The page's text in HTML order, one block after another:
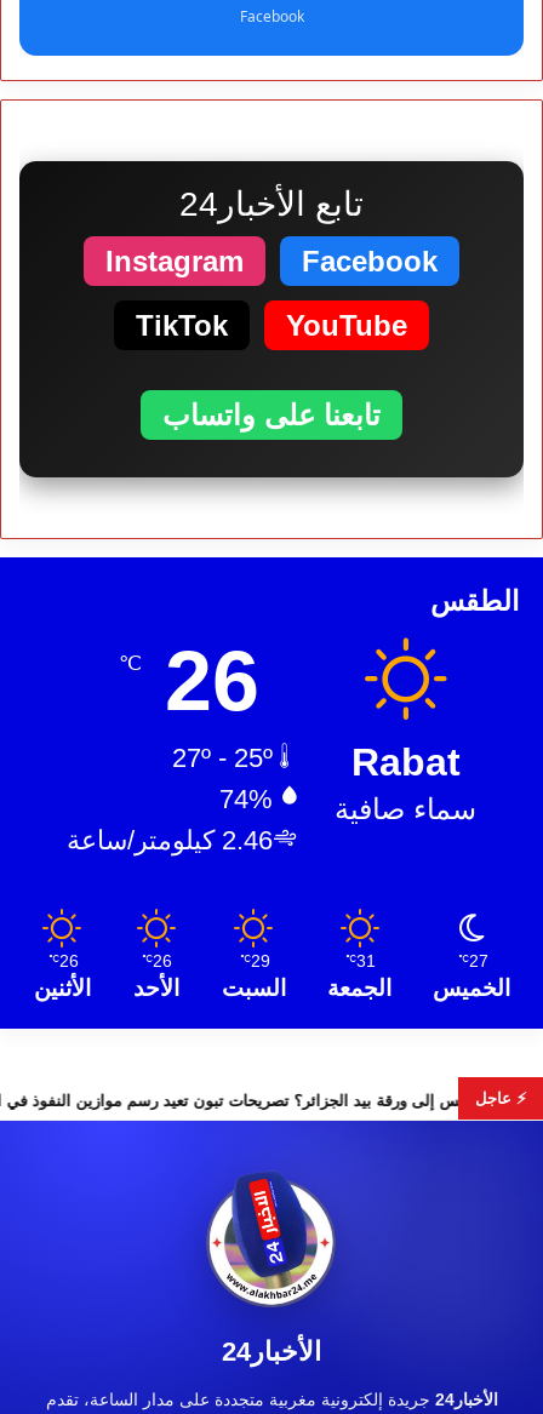
Facebook
تابع الأخبار24
Facebook
Instagram
YouTube
TikTok
تابعنا على واتساب
الطقس
Rabat
سماء صافية
26
℃
74%
2.46 كيلومتر/ساعة
27
℃
الخميس
31
℃
الجمعة
29
℃
السبت
26
℃
الأحد
26
℃
الأثنين
⚡ عاجل هل تتحول تونس إلى ورقة بيد الجزائر؟ تصريحات تبون تعيد رسم
الأخبار24
الأخبار24
جريدة إلكترونية مغربية متجددة على مدار الساعة، تقدم